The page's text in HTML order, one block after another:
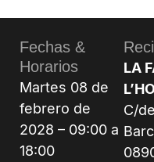
Fechas &
Horarios
Martes 08 de
febrero de
2028 – 09:00 a
18:00
LA
C/de